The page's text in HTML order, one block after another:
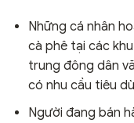
Những cá nhân
cà phê tại các
trung đông dân
có nhu cầu tiêu
Người đang bán